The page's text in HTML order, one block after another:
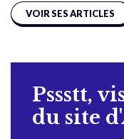
VOIR SES ARTICLES
Pssstt,
du site